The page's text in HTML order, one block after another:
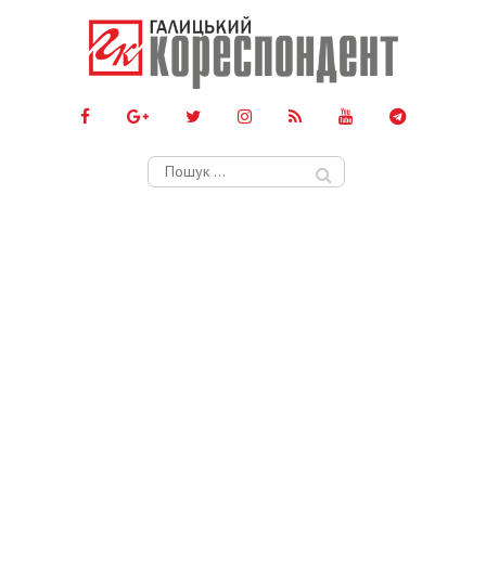
Пошук: